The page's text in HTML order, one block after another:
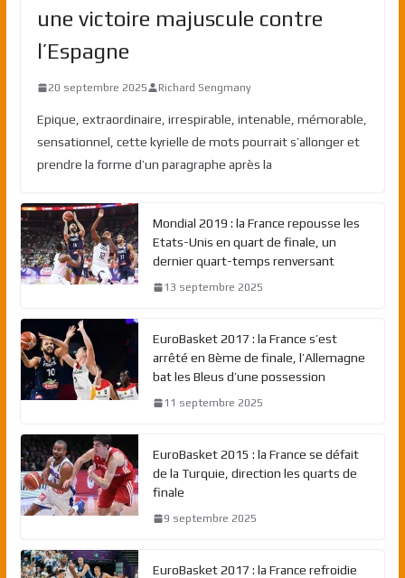
une victoire majuscule contre
l’Espagne
20 septembre 2025 Richard Sengmany
Epique, extraordinaire, irrespirable, intenable, mémorable,
sensationnel, cette kyrielle de mots pourrait s’allonger et
prendre la forme d’un paragraphe après la
Mondial 2019 : la France repousse les
Etats-Unis en quart de finale, un
dernier quart-temps renversant
13 septembre 2025
EuroBasket 2017 : la France s’est
arrêté en 8ème de finale, l’Allemagne
bat les Bleus d’une possession
11 septembre 2025
EuroBasket 2015 : la France se défait
de la Turquie, direction les quarts de
finale
9 septembre 2025
EuroBasket 2017 : la France refroidie